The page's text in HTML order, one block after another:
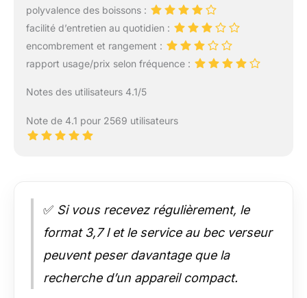
polyvalence des boissons :
facilité d’entretien au quotidien :
encombrement et rangement :
rapport usage/prix selon fréquence :
Notes des utilisateurs 4.1/5
Note de 4.1 pour 2569 utilisateurs
✅ Si vous recevez régulièrement, le
format 3,7 l et le service au bec verseur
peuvent peser davantage que la
recherche d’un appareil compact.